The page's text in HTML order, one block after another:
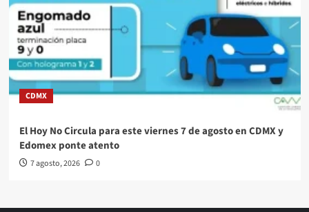
CDMX
El Hoy No Circula para este viernes 7 de agosto en CDMX y
Edomex ponte atento
7 agosto, 2026 0